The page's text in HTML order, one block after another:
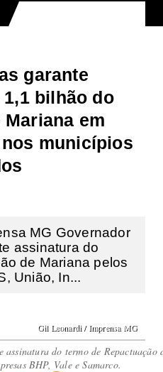
2026: confira as
garante
bilhão do
em
municípios
MG Governador
assinatura do
de Mariana pelos
União, In...
Gil Leonardi / Imprensa MG
assinatura do termo de
BHP, Vale e Samarco.